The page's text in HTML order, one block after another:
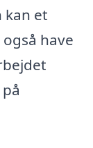
kan et
have